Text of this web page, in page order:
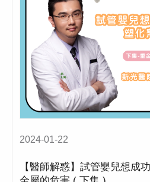
2024-01-22
【醫師解惑】試管嬰兒想成